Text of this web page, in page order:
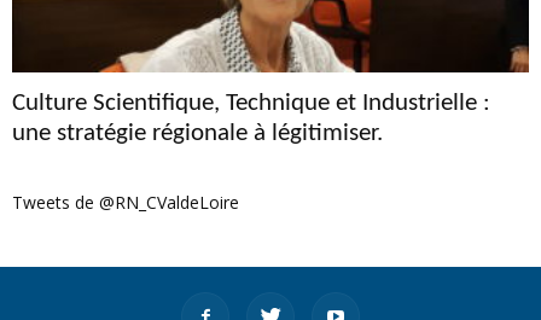
Culture Scientifique, Technique et Industrielle :
une stratégie régionale à légitimiser.
Tweets de @RN_CValdeLoire